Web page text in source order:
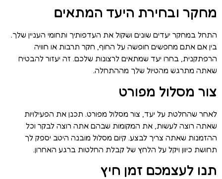
מחקר ובחירת היעד המתאים
התחל במחקר יעדים שונים ושקול את העדפותיך ותחומי העניין שלך.
בין אם אתם מחפשים חופשה על החוף, חקר תרבות או חוויה
הרפתקנית, בחרו יעד שמתאים לרצונות שלכם. זה יעזור להבטיח
שאתה מתרגש מהטיול שלך מההתחלה.
צור מסלול מפורט
לאחר שהחלטת על יעד, צור מסלול מפורט. תכנן את הפעילויות
שאתה רוצה לעשות, את המקומות שבהם אתה רוצה לבקר וכל
ההזמנות שאתה צריך לבצע. קיום מסלול מובנה היטב יספק לך
תחושת כיוון ויקל על הלחץ של קבלת החלטות ברגע האחרון.
תנו לעצמכם זמן חיץ